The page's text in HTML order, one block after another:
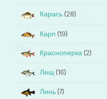
Карась (28)
Карп (19)
Красноперка (2)
Лещ (16)
Линь (7)